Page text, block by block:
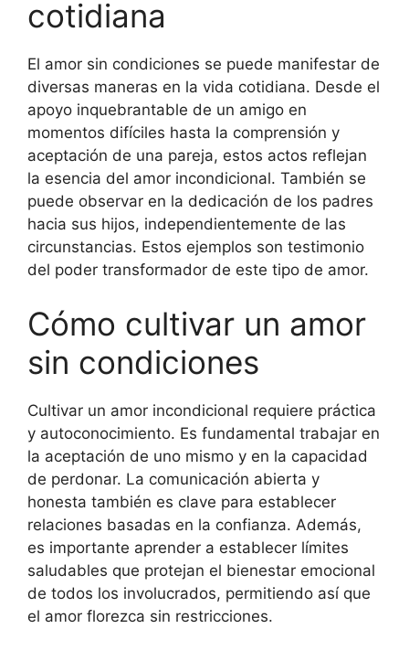
cotidiana
El amor sin condiciones se puede manifestar de
diversas maneras en la vida cotidiana. Desde el
apoyo inquebrantable de un amigo en
momentos difíciles hasta la comprensión y
aceptación de una pareja, estos actos reflejan
la esencia del amor incondicional. También se
puede observar en la dedicación de los padres
hacia sus hijos, independientemente de las
circunstancias. Estos ejemplos son testimonio
del poder transformador de este tipo de amor.
Cómo cultivar un amor
sin condiciones
Cultivar un amor incondicional requiere práctica
y autoconocimiento. Es fundamental trabajar en
la aceptación de uno mismo y en la capacidad
de perdonar. La comunicación abierta y
honesta también es clave para establecer
relaciones basadas en la confianza. Además,
es importante aprender a establecer límites
saludables que protejan el bienestar emocional
de todos los involucrados, permitiendo así que
el amor florezca sin restricciones.